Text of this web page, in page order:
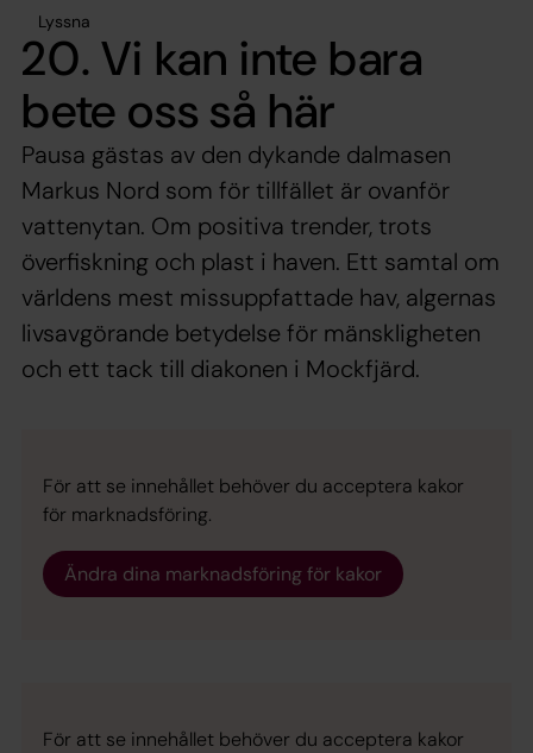
Lyssna
20. Vi kan inte bara
bete oss så här
Pausa gästas av den dykande dalmasen
Markus Nord som för tillfället är ovanför
vattenytan. Om positiva trender, trots
överfiskning och plast i haven. Ett samtal om
världens mest missuppfattade hav, algernas
livsavgörande betydelse för mänskligheten
och ett tack till diakonen i Mockfjärd.
För att se innehållet behöver du acceptera kakor
för marknadsföring.
Ändra dina marknadsföring för kakor
För att se innehållet behöver du acceptera kakor